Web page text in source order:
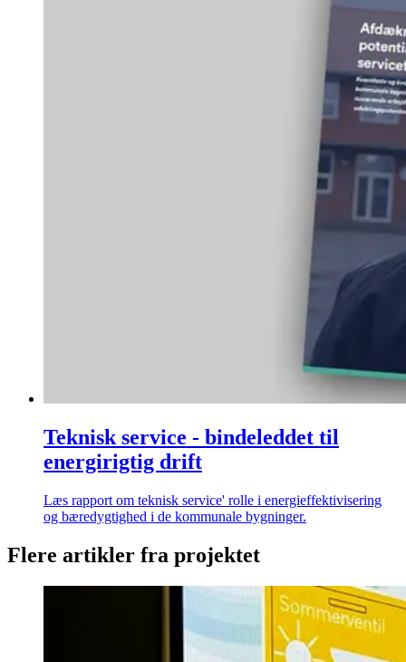
Teknisk service - bindeleddet til
energirigtig drift
Læs rapport om teknisk service' rolle i energieffektivisering
og bæredygtighed i de kommunale bygninger.
Flere artikler fra projektet